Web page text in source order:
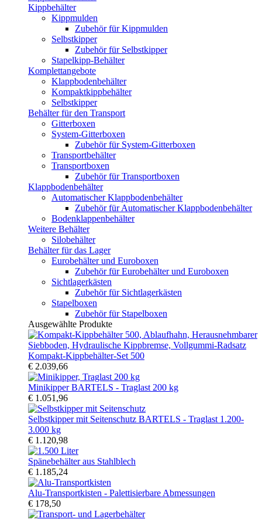
Kippbehälter
Kippmulden
Zubehör für Kippmulden
Selbstkipper
Zubehör für Selbstkipper
Stapelkipp-Behälter
Komplettangebote
Klappbodenbehälter
Kompaktkippbehälter
Selbstkipper
Behälter für den Transport
Gitterboxen
System-Gitterboxen
Zubehör für System-Gitterboxen
Transportbehälter
Transportboxen
Zubehör für Transportboxen
Klappbodenbehälter
Automatischer Klappbodenbehälter
Zubehör für Automatischer Klappbodenbehälter
Bodenklappenbehälter
Weitere Behälter
Silobehälter
Behälter für das Lager
Eurobehälter und Euroboxen
Zubehör für Eurobehälter und Euroboxen
Sichtlagerkästen
Zubehör für Sichtlagerkästen
Stapelboxen
Zubehör für Stapelboxen
Ausgewählte Produkte
Kompakt-Kippbehälter-Set 500
€ 2.039,66
Minikipper BARTELS - Traglast 200 kg
€ 1.051,96
Selbstkipper mit Seitenschutz BARTELS - Traglast 1.200-
3.000 kg
€ 1.120,98
Spänebehälter aus Stahlblech
€ 1.185,24
Alu-Transportkisten - Palettisierbare Abmessungen
€ 178,50